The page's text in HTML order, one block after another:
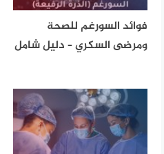
فوائد السورغم للصحة
ومرضى السكري – دليل شامل